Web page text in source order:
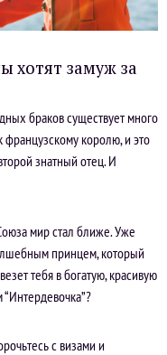
хотят замуж за
браков существует много
королю, и это
знатный отец. И
мир стал ближе. Уже
принцем, который
тебя в богатую, красивую
с визами и